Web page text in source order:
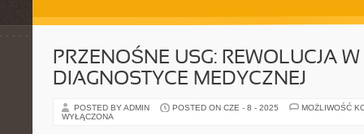
PRZENOŚNE USG: REWOLUCJA W
DIAGNOSTYCE MEDYCZNEJ
POSTED BY ADMIN POSTED ON CZE - 8 - 2025
MOŻLIWOŚĆ
WYŁĄCZONA